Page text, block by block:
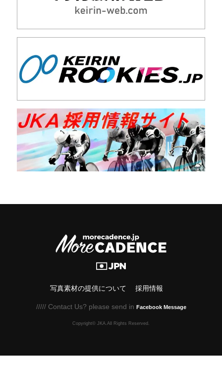
写真素材の提供について 採用情報
///// Contact Us? please send in Facebook Message
Copyright© JKA.All Rights Reserved.